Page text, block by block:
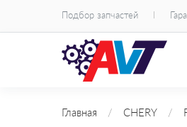
Подбор запчастей
Главная / CHERY /